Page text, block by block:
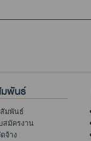
มพันธ์
มพันธ์
สมัครงาน
จ้าง